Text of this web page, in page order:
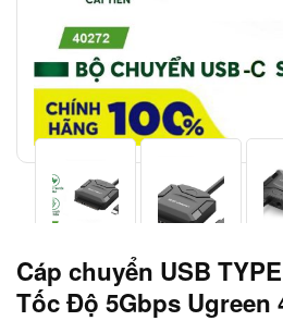
Cáp chuyển USB
Tốc Độ 5Gbps Ugreen